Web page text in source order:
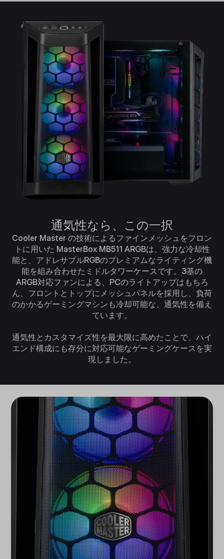
通気性なら、この一択
Cooler Master の技術によるファインメッシュをフロン
トに用いた MasterBox MB511 ARGBは、強力な冷却性
能と、アドレサブルRGBのプレミアムなライティング機
能を組み合わせたミドルタワーケースです。3基の
ARGB対応ファンによる、PCのライトアップはもちろ
ん、フロントとトップにメッシュパネルを採用し、負荷
のかかるゲーミングマシンも冷却可能な、通気性を備え
ています。
通気性とカスタマイズ性を最大限に高めたことで、ハイ
エンド構成にも存分に対応可能なゲーミングケースを実
現しました。